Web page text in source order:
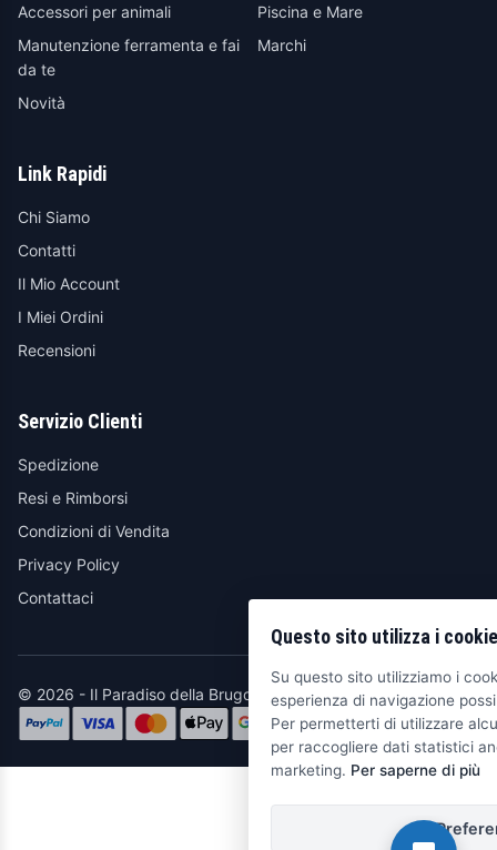
Accessori per animali
Piscina e Mare
Manutenzione ferramenta e fai
da te
Marchi
Novità
Link Rapidi
Chi Siamo
Contatti
Il Mio Account
I Miei Ordini
Recensioni
Servizio Clienti
Spedizione
Resi e Rimborsi
Condizioni di Vendita
Privacy Policy
Contattaci
© 2026 - Il Paradiso della Brugola
Questo sito utilizza i cookie
Su questo sito utilizziamo i
esperienza di navigazione
Per permetterti di utilizzare
per raccogliere dati statistici
marketing. Per saperne di più